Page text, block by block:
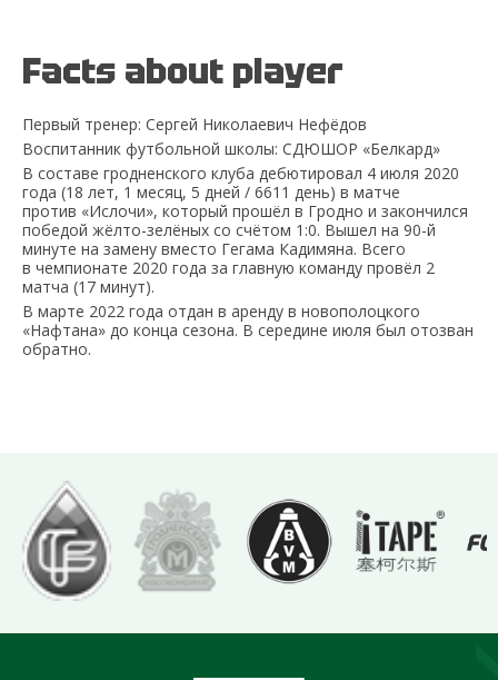
Facts about player
Первый тренер: Сергей Николаевич Нефёдов
Воспитанник футбольной школы: СДЮШОР «Белкард»
В составе гродненского клуба дебютировал 4 июля 2020
года (18 лет, 1 месяц, 5 дней / 6611 день) в матче
против «Ислочи», который прошёл в Гродно и закончился
победой жёлто-зелёных со счётом 1:0. Вышел на 90-й
минуте на замену вместо Гегама Кадимяна. Всего
в чемпионате 2020 года за главную команду провёл 2
матча (17 минут).
В марте 2022 года отдан в аренду в новополоцкого
«Нафтана» до конца сезона. В середине июля был отозван
обратно.